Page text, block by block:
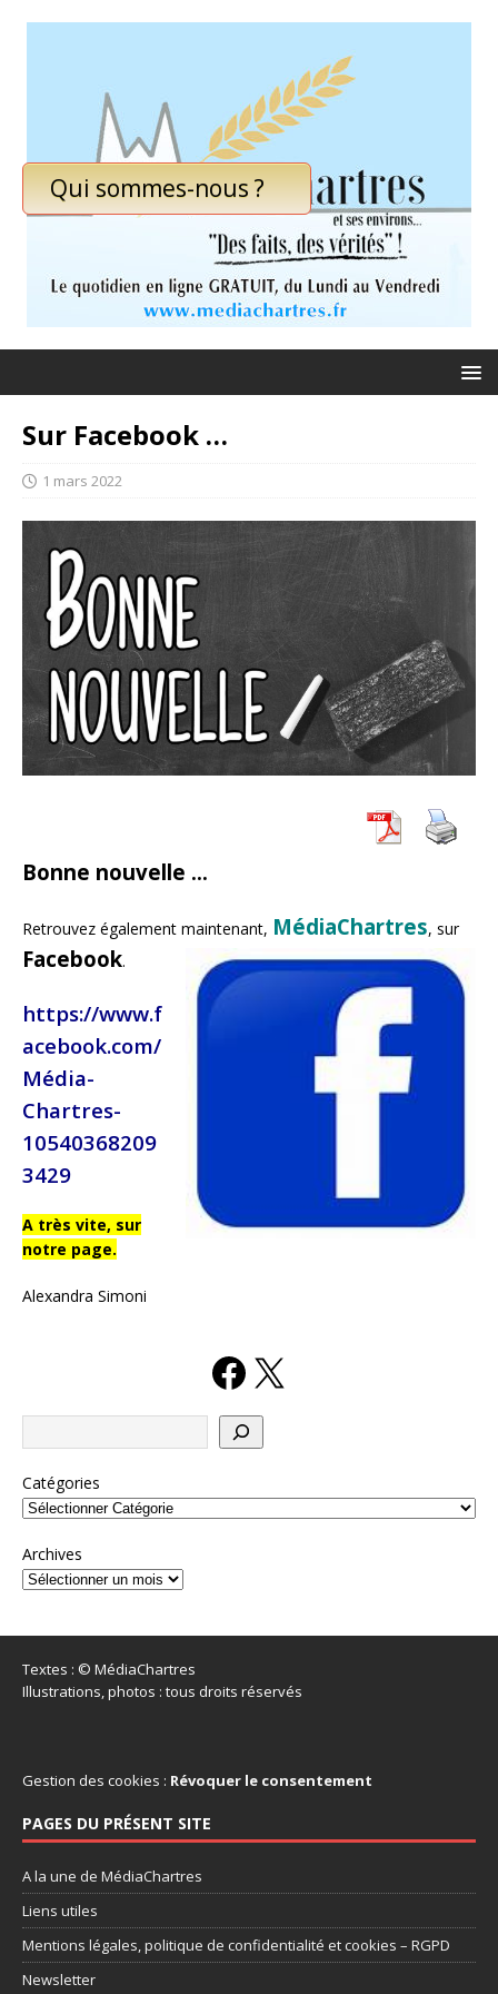
Qui sommes-nous ?
Sur Facebook …
1 mars 2022
Bonne nouvelle …
Retrouvez également maintenant, MédiaChartres, sur
Facebook.
https://www.f
acebook.com/
Média-
Chartres-
10540368209
3429
A très vite, sur
notre page.
Alexandra Simoni
Catégories
Archives
Textes : © MédiaChartres
Illustrations, photos : tous droits réservés
Gestion des cookies : Révoquer le consentement
PAGES DU PRÉSENT SITE
A la une de MédiaChartres
Liens utiles
Mentions légales, politique de confidentialité et cookies – RGPD
Newsletter